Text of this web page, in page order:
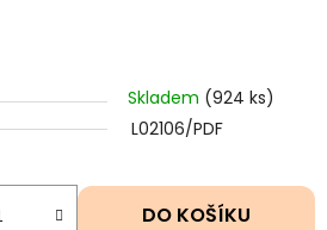
Skladem (924 ks)
L02106/PDF
DO KOŠÍKU